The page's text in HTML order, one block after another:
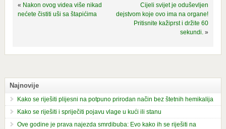
« Nakon ovog videa više nikad
nećete čistiti uši sa štapićima
Cijeli svijet je oduševljen
dejstvom koje ovo ima na organe!
Pritisnite kažiprst i držite 60
sekundi. »
Najnovije
Kako se riješiti plijesni na potpuno prirodan način bez štetnih hemikalija
Kako se riješiti i spriječiti pojavu vlage u kući ili stanu
Ove godine je prava najezda smrdibuba: Evo kako ih se riješiti na